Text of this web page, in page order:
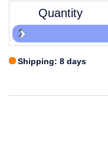
Quantity
Shipping: 8 days